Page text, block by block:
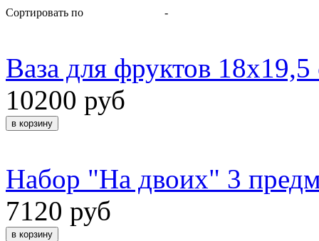
Сортировать по -
Ваза для фруктов
10200 руб
Набор "На двоих" 3
7120 руб